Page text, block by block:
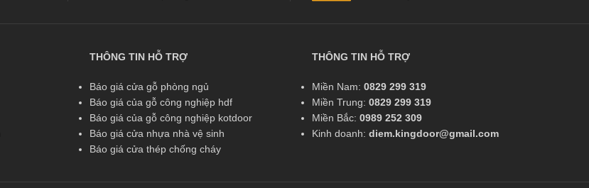
THÔNG TIN HỖ TRỢ
Báo giá cửa gỗ phòng ngủ
Báo giá của gỗ công nghiệp hdf
Báo giá của gỗ công nghiệp kotdoor
Báo giá cửa nhựa nhà vệ sinh
Báo giá cửa thép chống cháy
THÔNG TIN HỖ TRỢ
Miền Nam: 0829 299 319
Miền Trung: 0829 299 319
Miền Bắc: 0989 252 309
Kinh doanh: diem.kingdoor@gmail.com